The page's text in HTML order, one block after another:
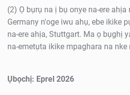
(2) Ọ bụrụ na ị bụ onye na-ere
Germany n'oge iwu ahụ, ebe ikike
na-ere ahịa, Stuttgart. Ma ọ bụghị
na-emetụta ikike mpaghara na nke
Ụbọchị: Eprel 2026